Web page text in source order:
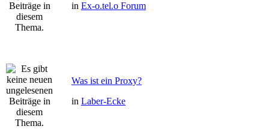
in Ex-o.tel.o Forum
Was ist ein Proxy?
in Laber-Ecke